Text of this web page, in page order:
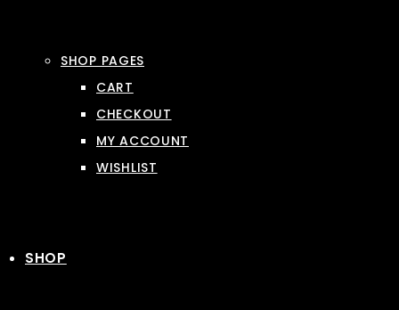
SHOP PAGES
CART
CHECKOUT
MY ACCOUNT
WISHLIST
SHOP